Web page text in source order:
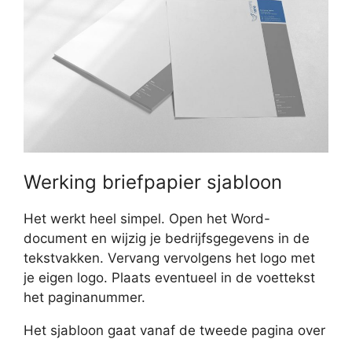
Werking briefpapier sjabloon
Het werkt heel simpel. Open het Word-
document en wijzig je bedrijfsgegevens in de
tekstvakken. Vervang vervolgens het logo met
je eigen logo. Plaats eventueel in de voettekst
het paginanummer.
Het sjabloon gaat vanaf de tweede pagina over